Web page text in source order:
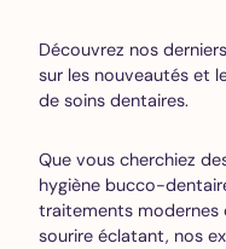
Découvrez nos
sur les nouveautés et
de soins dentaires.
Que vous cherchiez
hygiène bucco-
traitements modernes
sourire éclatant, nos